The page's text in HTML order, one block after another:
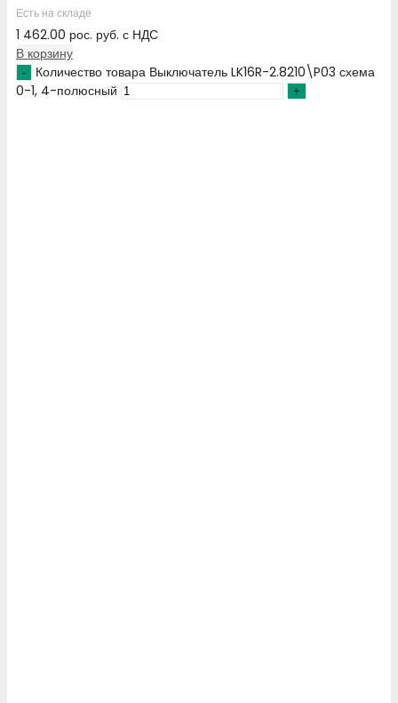
Есть на складе
1 462.00 рос. руб. с НДС
В корзину
Количество товара Выключатель LK16R-2.8210\P03 схема
0-1, 4-полюсный